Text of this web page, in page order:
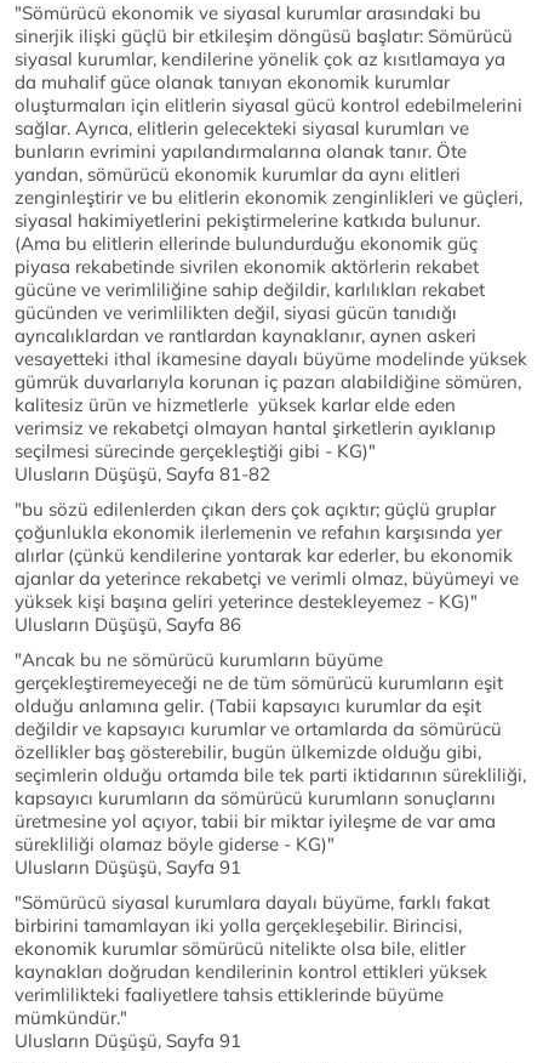
"Sömürücü ekonomik ve siyasal kurumlar arasındaki bu
sinerjik ilişki güçlü bir etkileşim döngüsü başlatır: Sömürücü
siyasal kurumlar, kendilerine yönelik çok az kısıtlamaya ya
da muhalif güce olanak tanıyan ekonomik kurumlar
oluşturmaları için elitlerin siyasal gücü kontrol edebilmelerini
sağlar. Ayrıca, elitlerin gelecekteki siyasal kurumları ve
bunların evrimini yapılandırmalarına olanak tanır. Öte
yandan, sömürücü ekonomik kurumlar da aynı elitleri
zenginleştirir ve bu elitlerin ekonomik zenginlikleri ve güçleri,
siyasal hakimiyetlerini pekiştirmelerine katkıda bulunur.
(Ama bu elitlerin ellerinde bulundurduğu ekonomik güç
piyasa rekabetinde sivrilen ekonomik aktörlerin rekabet
gücüne ve verimliliğine sahip değildir, karlılıkları rekabet
gücünden ve verimlilikten değil, siyasi gücün tanıdığı
ayrıcalıklardan ve rantlardan kaynaklanır, aynen askeri
vesayetteki ithal ikamesine dayalı büyüme modelinde yüksek
gümrük duvarlarıyla korunan iç pazarı alabildiğine sömüren,
kalitesiz ürün ve hizmetlerle yüksek karlar elde eden
verimsiz ve rekabetçi olmayan hantal şirketlerin ayıklanıp
seçilmesi sürecinde gerçekleştiği gibi - KG)"
Ulusların Düşüşü, Sayfa 81-82
"bu sözü edilenlerden çıkan ders çok açıktır; güçlü gruplar
çoğunlukla ekonomik ilerlemenin ve refahın karşısında yer
alırlar (çünkü kendilerine yontarak kar ederler, bu ekonomik
ajanlar da yeterince rekabetçi ve verimli olmaz, büyümeyi ve
yüksek kişi başına geliri yeterince destekleyemez - KG)"
Ulusların Düşüşü, Sayfa 86
"Ancak bu ne sömürücü kurumların büyüme
gerçekleştiremeyeceği ne de tüm sömürücü kurumların eşit
olduğu anlamına gelir. (Tabii kapsayıcı kurumlar da eşit
değildir ve kapsayıcı kurumlar ve ortamlarda da sömürücü
özellikler baş gösterebilir, bugün ülkemizde olduğu gibi,
seçimlerin olduğu ortamda bile tek parti iktidarının sürekliliği,
kapsayıcı kurumların da sömürücü kurumların sonuçlarını
üretmesine yol açıyor, tabii bir miktar iyileşme de var ama
sürekliliği olamaz böyle giderse - KG)"
Ulusların Düşüşü, Sayfa 91
"Sömürücü siyasal kurumlara dayalı büyüme, farklı fakat
birbirini tamamlayan iki yolla gerçekleşebilir. Birincisi,
ekonomik kurumlar sömürücü nitelikte olsa bile, elitler
kaynakları doğrudan kendilerinin kontrol ettikleri yüksek
verimlilikteki faaliyetlere tahsis ettiklerinde büyüme
mümkündür."
Ulusların Düşüşü, Sayfa 91